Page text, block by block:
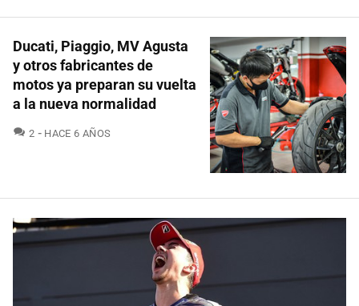
Ducati, Piaggio, MV Agusta
y otros fabricantes de
motos ya preparan su vuelta
a la nueva normalidad
2 COMENTARIOS
HACE 6 AÑOS